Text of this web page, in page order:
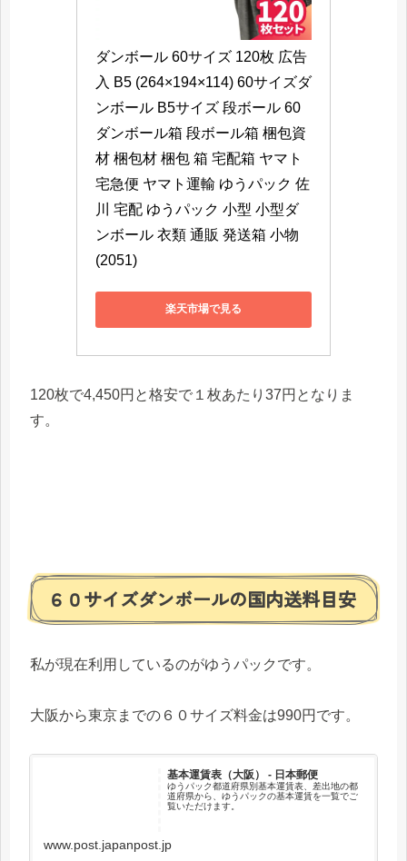
ダンボール 60サイズ 120枚 広告
入 B5 (264×194×114) 60サイズダ
ンボール B5サイズ 段ボール 60
ダンボール箱 段ボール箱 梱包資
材 梱包材 梱包 箱 宅配箱 ヤマト
宅急便 ヤマト運輸 ゆうパック 佐
川 宅配 ゆうパック 小型 小型ダ
ンボール 衣類 通販 発送箱 小物
(2051)
楽天市場で見る
120枚で4,450円と格安で１枚あたり37円となりま
す。
６０サイズダンボールの国内送料目安
私が現在利用しているのがゆうパックです。
大阪から東京までの６０サイズ料金は990円です。
基本運賃表（大阪） - 日本郵便
ゆうパック都道府県別基本運賃表、差出地の都
道府県から、ゆうパックの基本運賃を一覧でご
覧いただけます。
www.post.japanpost.jp